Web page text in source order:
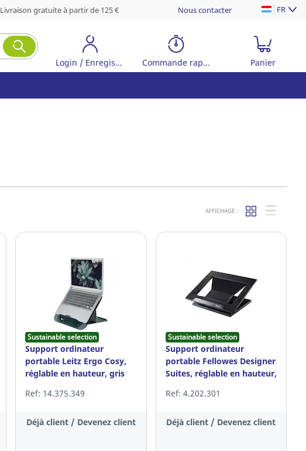
Livraison gratuite à partir de 125 € Nous contacter FR
Login / Enregistrer Commande rapide Panier
AFFICHAGE :
Sustainable selection
Support ordinateur
portable Leitz Ergo Cosy,
réglable en hauteur, gris
Ref: 14.375.349
Déjà client / Devenez client
Sustainable selection
Support ordinateur
portable Fellowes Designer
Suites, réglable en hauteur,
Ref: 4.202.301
Déjà client / Devenez client